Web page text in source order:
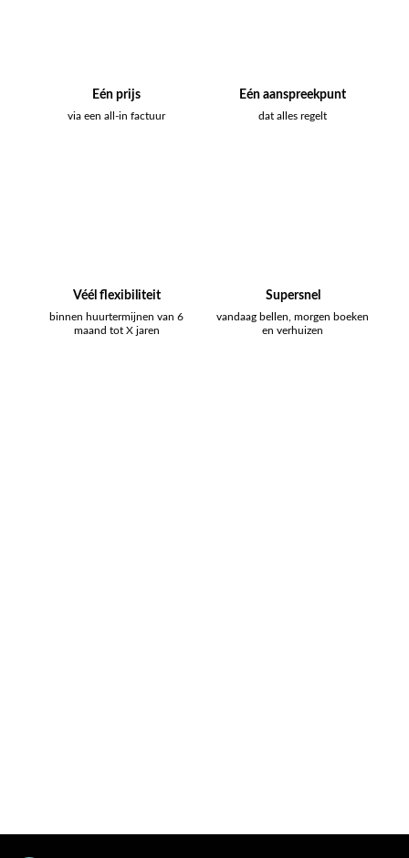
Eén prijs
via een all-in factuur
Eén aanspreekpunt
dat alles regelt
Véél flexibiliteit
binnen huurtermijnen van 6
maand tot X jaren
Supersnel
vandaag bellen, morgen boeken
en verhuizen